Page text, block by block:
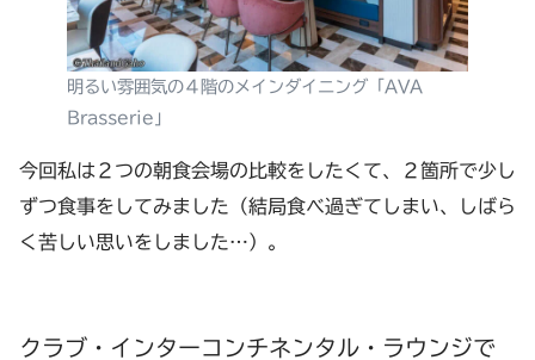
明るい雰囲気の４階のメインダイニング「AVA
Brasserie」
今回私は２つの朝食会場の比較をしたくて、２箇所で少し
ずつ食事をしてみました（結局食べ過ぎてしまい、しばら
く苦しい思いをしました…）。
クラブ・インターコンチネンタル・ラウンジで